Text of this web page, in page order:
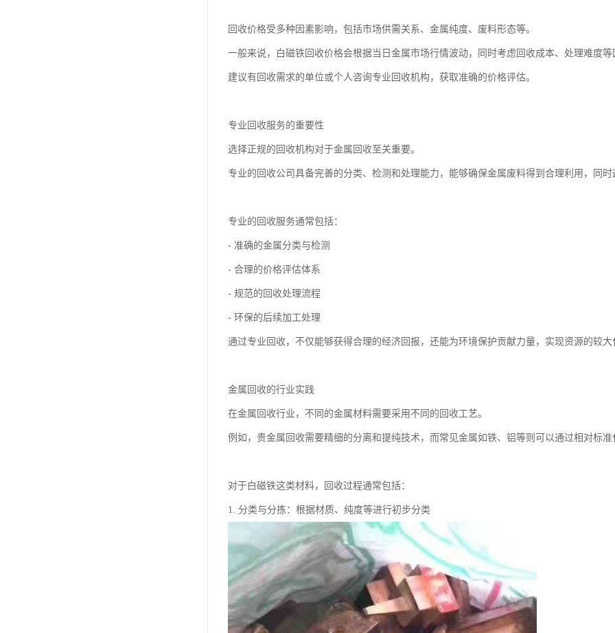
回收价格受多种因素影响，包括市场供需关系、金属纯度、废料形态等。
一般来说，白磁铁回收价格会根据当日金属市场行情波动，同时考虑回收成本、处理难度等
建议有回收需求的单位或个人咨询专业回收机构，获取准确的价格评估。
专业回收服务的重要性
选择正规的回收机构对于金属回收至关重要。
专业的回收公司具备完善的分类、检测和处理能力，能够确保金属废料得到合理利用，同
专业的回收服务通常包括：
- 准确的金属分类与检测
- 合理的价格评估体系
- 规范的回收处理流程
- 环保的后续加工处理
通过专业回收，不仅能够获得合理的经济回报，还能为环境保护贡献力量，实现资源的较大
金属回收的行业实践
在金属回收行业，不同的金属材料需要采用不同的回收工艺。
例如，贵金属回收需要精细的分离和提纯技术，而常见金属如铁、铝等则可以通过相对标
对于白磁铁这类材料，回收过程通常包括：
1. 分类与分拣：根据材质、纯度等进行初步分类